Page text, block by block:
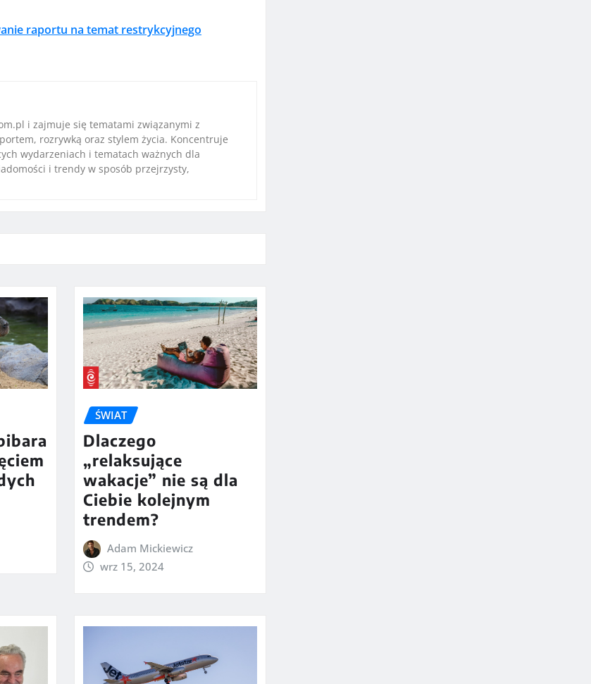
raportu na temat restrykcyjnego
i zajmuje się tematami związanymi z
rozrywką oraz stylem życia. Koncentruje
wydarzeniach i tematach ważnych dla
i trendy w sposób przejrzysty,
ŚWIAT
Dlaczego
„relaksujące
wakacje” nie są dla
Ciebie kolejnym
trendem?
Adam Mickiewicz
wrz 15, 2024